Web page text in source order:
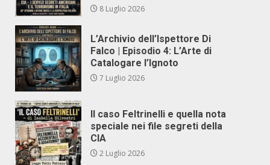
8 Luglio 2026
L’Archivio dell’Ispettore Di
Falco | Episodio 4: L’Arte di
Catalogare l’Ignoto
7 Luglio 2026
Il caso Feltrinelli e quella nota
speciale nei file segreti della
CIA
2 Luglio 2026